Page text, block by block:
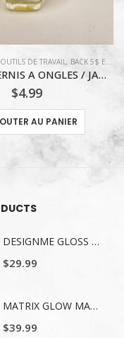
VERNIS À ONGLE, VERNIS ABITZON
DE TRAVAIL, CHOUCHOU
#4 VERT LIME
$5.99
AU PANIER
DESIGNME GLOSS ME SERUM POUR LES CHEVEUX 80ML
$29.99
MATRIX GLOW MANIA SHAMPOING 1LITRE
$39.99